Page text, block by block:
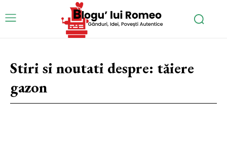
Stiri si noutati despre: tăiere
gazon